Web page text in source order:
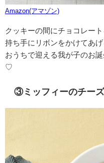
Amazon(アマゾン)
クッキーの間にチョコレー
持ち手にリボンをかけてあ
おうちで迎える我が子のお
♡
③ミッフィーのチー